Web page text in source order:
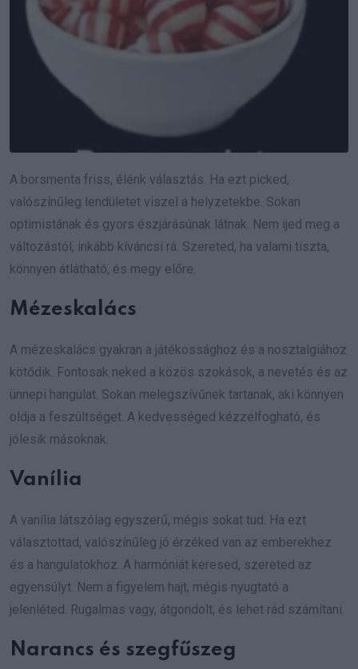
A borsmenta friss, élénk választás. Ha ezt picked,
valószínűleg lendületet viszel a helyzetekbe. Sokan
optimistának és gyors észjárásúnak látnak. Nem ijed meg a
változástól, inkább kíváncsi rá. Szereted, ha valami tiszta,
könnyen átlátható, és megy előre.
Mézeskalács
A mézeskalács gyakran a játékossághoz és a nosztalgiához
kötődik. Fontosak neked a közös szokások, a nevetés és az
ünnepi hangulat. Sokan melegszívűnek tartanak, aki könnyen
oldja a feszültséget. A kedvességed kézzelfogható, és
jólesik másoknak.
Vanília
A vanília látszólag egyszerű, mégis sokat tud. Ha ezt
választottad, valószínűleg jó érzéked van az emberekhez
és a hangulatokhoz. A harmóniát keresed, szereted az
egyensúlyt. Nem a figyelem hajt, mégis nyugtató a
jelenléted. Rugalmas vagy, átgondolt, és lehet rád számítani.
Narancs és szegfűszeg